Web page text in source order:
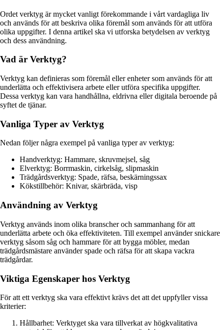
Ordet verktyg är mycket vanligt förekommande i vårt vardagliga liv
och används för att beskriva olika föremål som används för att utföra
olika uppgifter. I denna artikel ska vi utforska betydelsen av verktyg
och dess användning.
Vad är Verktyg?
Verktyg kan definieras som föremål eller enheter som används för att
underlätta och effektivisera arbete eller utföra specifika uppgifter.
Dessa verktyg kan vara handhållna, eldrivna eller digitala beroende på
syftet de tjänar.
Vanliga Typer av Verktyg
Nedan följer några exempel på vanliga typer av verktyg:
Handverktyg: Hammare, skruvmejsel, såg
Elverktyg: Borrmaskin, cirkelsåg, slipmaskin
Trädgårdsverktyg: Spade, räfsa, beskärningssax
Kökstillbehör: Knivar, skärbräda, visp
Användning av Verktyg
Verktyg används inom olika branscher och sammanhang för att
underlätta arbete och öka effektiviteten. Till exempel använder snickare
verktyg såsom såg och hammare för att bygga möbler, medan
trädgårdsmästare använder spade och räfsa för att skapa vackra
trädgårdar.
Viktiga Egenskaper hos Verktyg
För att ett verktyg ska vara effektivt krävs det att det uppfyller vissa
kriterier:
Hållbarhet: Verktyget ska vara tillverkat av högkvalitativa